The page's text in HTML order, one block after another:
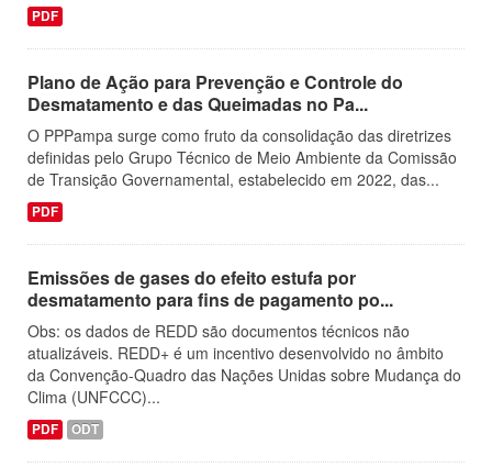
PDF
Plano de Ação para Prevenção e Controle do
Desmatamento e das Queimadas no Pa...
O PPPampa surge como fruto da consolidação das diretrizes
definidas pelo Grupo Técnico de Meio Ambiente da Comissão
de Transição Governamental, estabelecido em 2022, das...
PDF
Emissões de gases do efeito estufa por
desmatamento para fins de pagamento po...
Obs: os dados de REDD são documentos técnicos não
atualizáveis. REDD+ é um incentivo desenvolvido no âmbito
da Convenção-Quadro das Nações Unidas sobre Mudança do
Clima (UNFCCC)...
PDF ODT